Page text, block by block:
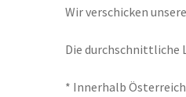
Wir verschicken
Die durchschnittliche
* Innerhalb